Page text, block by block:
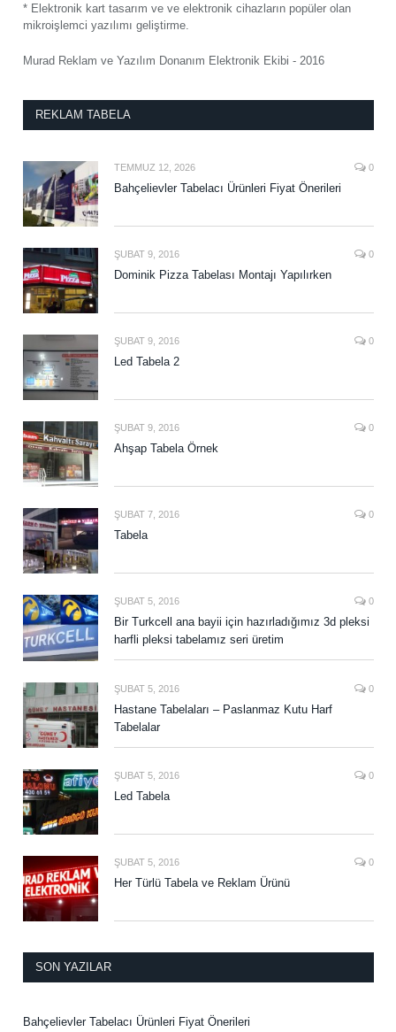
* Elektronik kart tasarım ve ve elektronik cihazların popüler olan
mikroişlemci yazılımı geliştirme.
Murad Reklam ve Yazılım Donanım Elektronik Ekibi - 2016
REKLAM TABELA
TEMMUZ 12, 2026 0
Bahçelievler Tabelacı Ürünleri Fiyat Önerileri
ŞUBAT 9, 2016 0
Dominik Pizza Tabelası Montajı Yapılırken
ŞUBAT 9, 2016 0
Led Tabela 2
ŞUBAT 9, 2016 0
Ahşap Tabela Örnek
ŞUBAT 7, 2016 0
Tabela
ŞUBAT 5, 2016 0
Bir Turkcell ana bayii için hazırladığımız 3d pleksi
harfli pleksi tabelamız seri üretim
ŞUBAT 5, 2016 0
Hastane Tabelaları – Paslanmaz Kutu Harf
Tabelalar
ŞUBAT 5, 2016 0
Led Tabela
ŞUBAT 5, 2016 0
Her Türlü Tabela ve Reklam Ürünü
SON YAZILAR
Bahçelievler Tabelacı Ürünleri Fiyat Önerileri